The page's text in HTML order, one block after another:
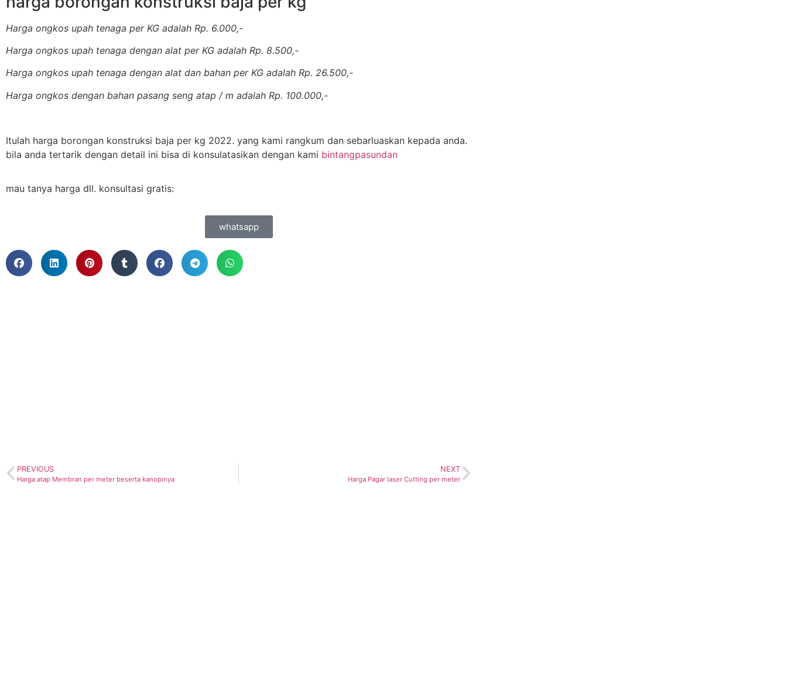
Harga ongkos upah tenaga per KG adalah Rp. 6.000,-
Harga ongkos upah tenaga dengan alat per KG adalah Rp. 8.500,-
Harga ongkos upah tenaga dengan alat dan bahan per KG adalah Rp. 26.500,-
Harga ongkos dengan bahan pasang seng atap / m adalah Rp. 100.000,-
Itulah harga borongan konstruksi baja per kg 2022. yang kami rangkum dan sebarluaskan kepada anda.
bila anda tertarik dengan detail ini bisa di konsulatasikan dengan kami bintangpasundan
mau tanya harga dll. konsultasi gratis:
whatsapp
PREVIOUS
Harga atap Membran per meter beserta kanopinya
NEXT
Harga Pagar laser Cutting per meter